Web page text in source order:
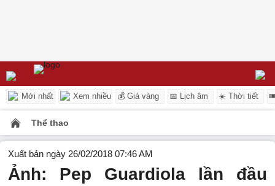
Mới nhất Xem nhiều 💰 Giá vàng 📅 Lịch âm ☀️ Thời tiết
Thể thao
Xuất bản ngày 26/02/2018 07:46 AM
Ảnh: Pep Guardiola lần đầu